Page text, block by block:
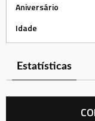
Aniversário
Idade
Estatísticas